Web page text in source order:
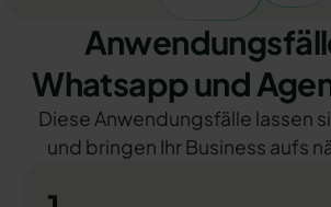
Whatsapp und
Diese Anwendungsfälle lassen
und bringen Ihr Business aufs